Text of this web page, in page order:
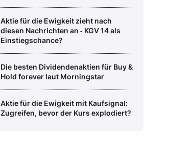
Aktie für die Ewigkeit zieht nach
diesen Nachrichten an ‑ KGV 14 als
Einstiegschance?
Die besten Dividendenaktien für Buy &
Hold forever laut Morningstar
Aktie für die Ewigkeit mit Kaufsignal:
Zugreifen, bevor der Kurs explodiert?